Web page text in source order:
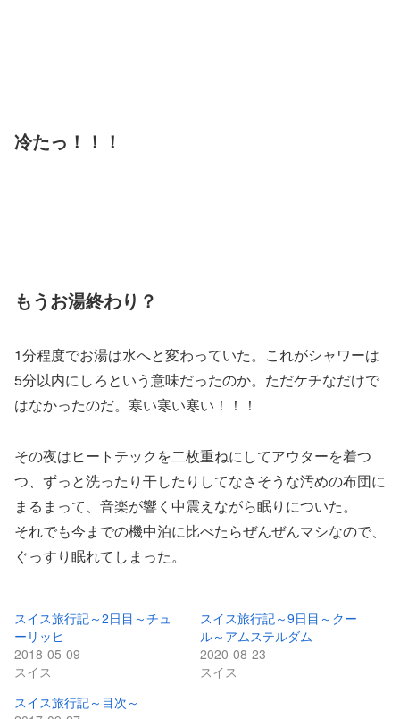
冷たっ！！！
もうお湯終わり？
1分程度でお湯は水へと変わっていた。これがシャワーは
5分以内にしろという意味だったのか。ただケチなだけで
はなかったのだ。寒い寒い寒い！！！
その夜はヒートテックを二枚重ねにしてアウターを着つ
つ、ずっと洗ったり干したりしてなさそうな汚めの布団に
まるまって、音楽が響く中震えながら眠りについた。
それでも今までの機中泊に比べたらぜんぜんマシなので、
ぐっすり眠れてしまった。
スイス旅行記～2日目～チュ
ーリッヒ
2018-05-09
スイス
スイス旅行記～9日目～クー
ル～アムステルダム
2020-08-23
スイス
スイス旅行記～目次～